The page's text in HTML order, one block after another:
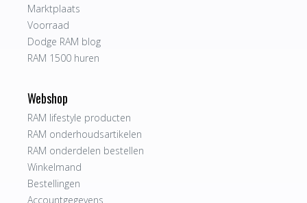
Marktplaats
Voorraad
Dodge RAM blog
RAM 1500 huren
Webshop
RAM lifestyle producten
RAM onderhoudsartikelen
RAM onderdelen bestellen
Winkelmand
Bestellingen
Accountgegevens